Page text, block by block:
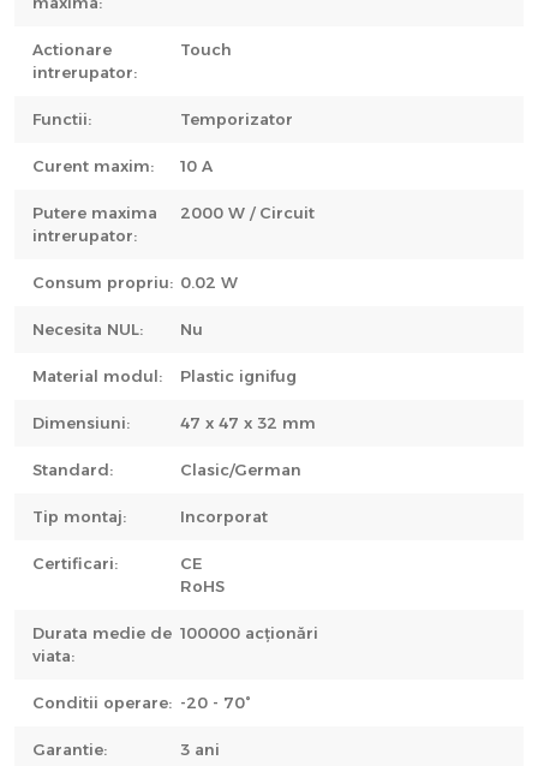
Actionare
intrerupator:
Touch
Functii: Temporizator
Curent maxim: 10 A
Putere maxima
intrerupator:
2000 W / Circuit
Consum propriu: 0.02 W
Necesita NUL: Nu
Material modul: Plastic ignifug
Dimensiuni: 47 x 47 x 32 mm
Standard: Clasic/German
Tip montaj: Incorporat
Certificari:
CE
RoHS
Durata medie de
viata:
100000 acționări
Conditii operare: -20 - 70°
Garantie: 3 ani